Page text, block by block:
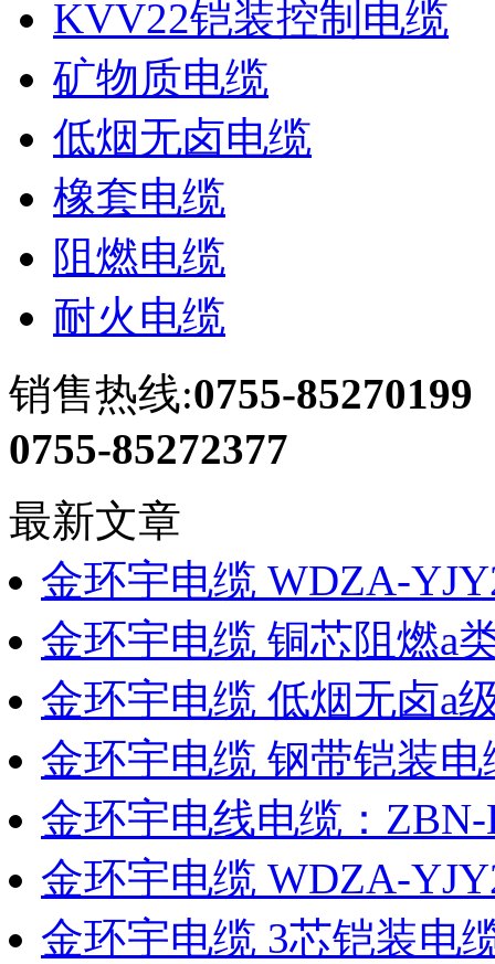
KVV22铠装控制电缆
矿物质电缆
低烟无卤电缆
橡套电缆
阻燃电缆
耐火电缆
销售热线:0755-85270199
0755-85272377
最新文章
金环宇电缆 WDZA-
金环宇电缆 铜芯阻燃a
金环宇电缆 低烟无卤a
金环宇电缆 钢带铠装
金环宇电线电缆：
金环宇电缆 WDZA-
金环宇电缆 3芯铠装电